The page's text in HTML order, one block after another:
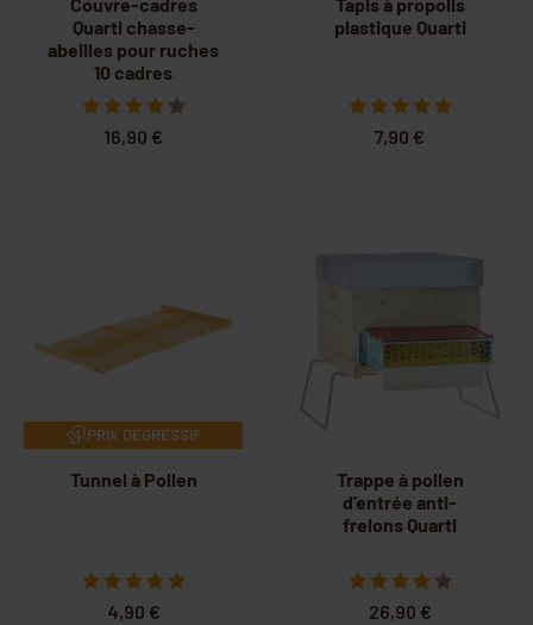
Couvre-cadres
Quarti chasse-
abeilles pour ruches
10 cadres
16,90 €
Tapis à propolis
plastique Quarti
7,90 €
PRIX DEGRESSIF
Tunnel à Pollen
4,90 €
Trappe à pollen
d'entrée anti-
frelons Quarti
26,90 €